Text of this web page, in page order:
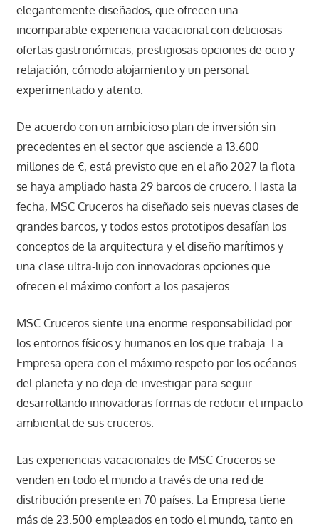
elegantemente diseñados, que ofrecen una
incomparable experiencia vacacional con deliciosas
ofertas gastronómicas, prestigiosas opciones de ocio y
relajación, cómodo alojamiento y un personal
experimentado y atento.
De acuerdo con un ambicioso plan de inversión sin
precedentes en el sector que asciende a 13.600
millones de €, está previsto que en el año 2027 la flota
se haya ampliado hasta 29 barcos de crucero. Hasta la
fecha, MSC Cruceros ha diseñado seis nuevas clases de
grandes barcos, y todos estos prototipos desafían los
conceptos de la arquitectura y el diseño marítimos y
una clase ultra-lujo con innovadoras opciones que
ofrecen el máximo confort a los pasajeros.
MSC Cruceros siente una enorme responsabilidad por
los entornos físicos y humanos en los que trabaja. La
Empresa opera con el máximo respeto por los océanos
del planeta y no deja de investigar para seguir
desarrollando innovadoras formas de reducir el impacto
ambiental de sus cruceros.
Las experiencias vacacionales de MSC Cruceros se
venden en todo el mundo a través de una red de
distribución presente en 70 países. La Empresa tiene
más de 23.500 empleados en todo el mundo, tanto en